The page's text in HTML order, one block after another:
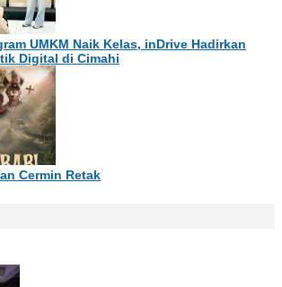
UMKM Naik Kelas, inDrive Hadirkan
Digital di Cimahi
Cermin Retak